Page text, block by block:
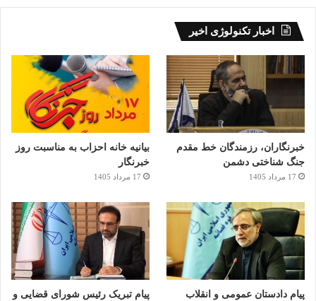
اخبار تکنولوژی اخیر
خبرنگاران، رزمندگان خط مقدم
جنگ شناختی دشمن
17 مرداد 1405
بیانیه خانه احزاب به مناسبت روز
خبرنگار
17 مرداد 1405
پیام دادستان عمومی و انقلاب
پیام تبریک رئیس شورای قضایی و